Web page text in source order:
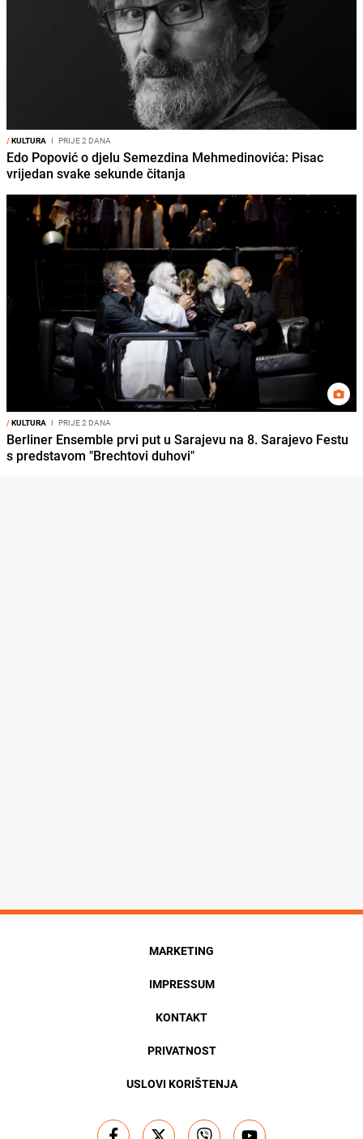
/KULTURA I PRIJE 2 DANA
Edo Popović o djelu Semezdina Mehmedinovića: Pisac
vrijedan svake sekunde čitanja
/KULTURA I PRIJE 2 DANA
Berliner Ensemble prvi put u Sarajevu na 8. Sarajevo Festu
s predstavom "Brechtovi duhovi"
MARKETING
IMPRESSUM
KONTAKT
PRIVATNOST
USLOVI KORIŠTENJA